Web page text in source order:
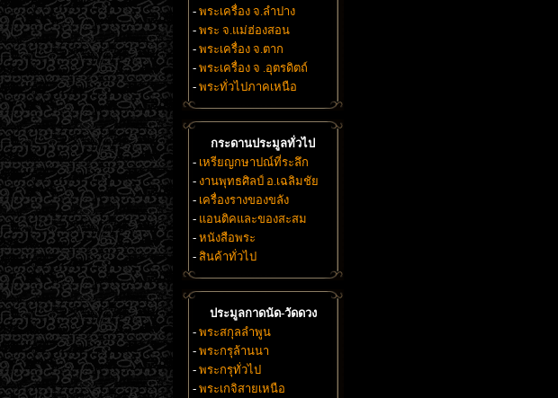
- พระเครื่อง จ.ลำปาง
- พระ จ.แม่ฮ่องสอน
- พระเครื่อง จ.ตาก
- พระเครื่อง จ .อุตรดิตถ์
- พระทั่วไปภาคเหนือ
กระดานประมูลทั่วไป
- เหรียญกษาปณ์ที่ระลึก
- งานพุทธศิลป์ อ.เฉลิมชัย
- เครื่องรางของขลัง
- แอนติคและของสะสม
- หนังสือพระ
- สินค้าทั่วไป
ประมูลกาดนัด-วัดดวง
- พระสกุลลำพูน
- พระกรุล้านนา
- พระกรุทั่วไป
- พระเกจิสายเหนือ